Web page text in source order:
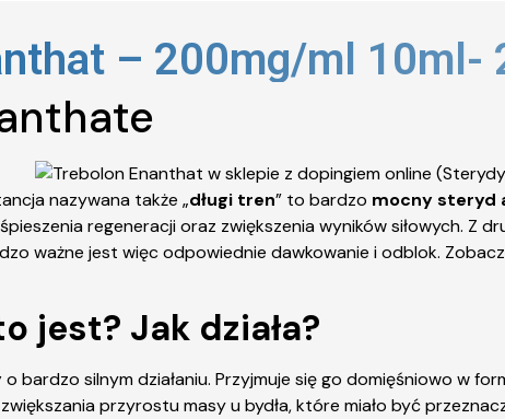
– 200mg/ml 10ml-
nazywana także „długi tren” to bardzo mocny steryd
regeneracji oraz zwiększenia wyników siłowych. Z
ważne jest więc odpowiednie dawkowanie i odblok.
jest? Jak działa?
o bardzo silnym działaniu. Przyjmuje się go domięśniowo w
przyrostu masy u bydła, które miało być